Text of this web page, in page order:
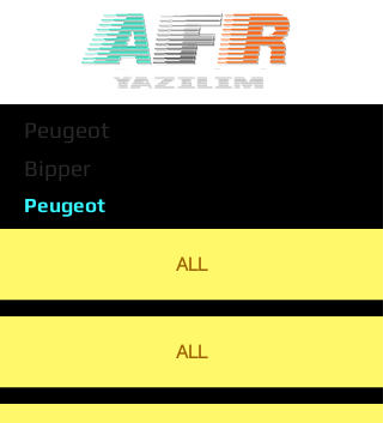
Peugeot
Bipper
Peugeot
ALL
ALL